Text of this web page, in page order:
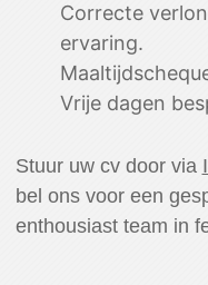
Cadeaubon
Correcte
ervaring.
Vrije dagen
Stuur uw cv door via
bel ons voor een
enthousiast team in